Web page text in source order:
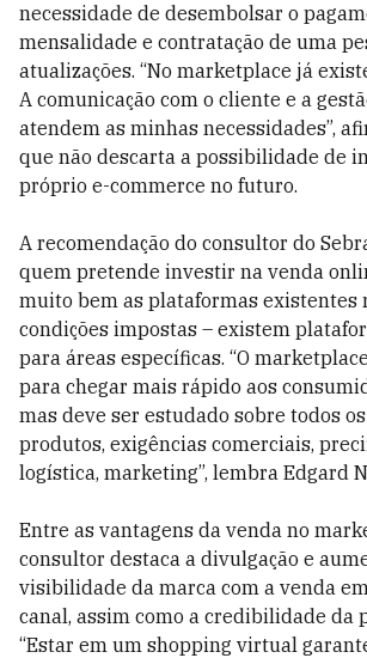
necessidade de desembolsar o
mensalidade e contratação de uma
atualizações. “No marketplace já
A comunicação com o cliente e a
atendem as minhas necessidades”,
que não descarta a possibilidade de
próprio e-commerce no futuro.
A recomendação do consultor do
quem pretende investir na venda
muito bem as plataformas existentes
condições impostas – existem
para áreas específicas. “O
para chegar mais rápido aos
mas deve ser estudado sobre todos
produtos, exigências comerciais,
logística, marketing”, lembra Edgard
Entre as vantagens da venda no
consultor destaca a divulgação e
visibilidade da marca com a venda
canal, assim como a credibilidade da
“Estar em um shopping virtual